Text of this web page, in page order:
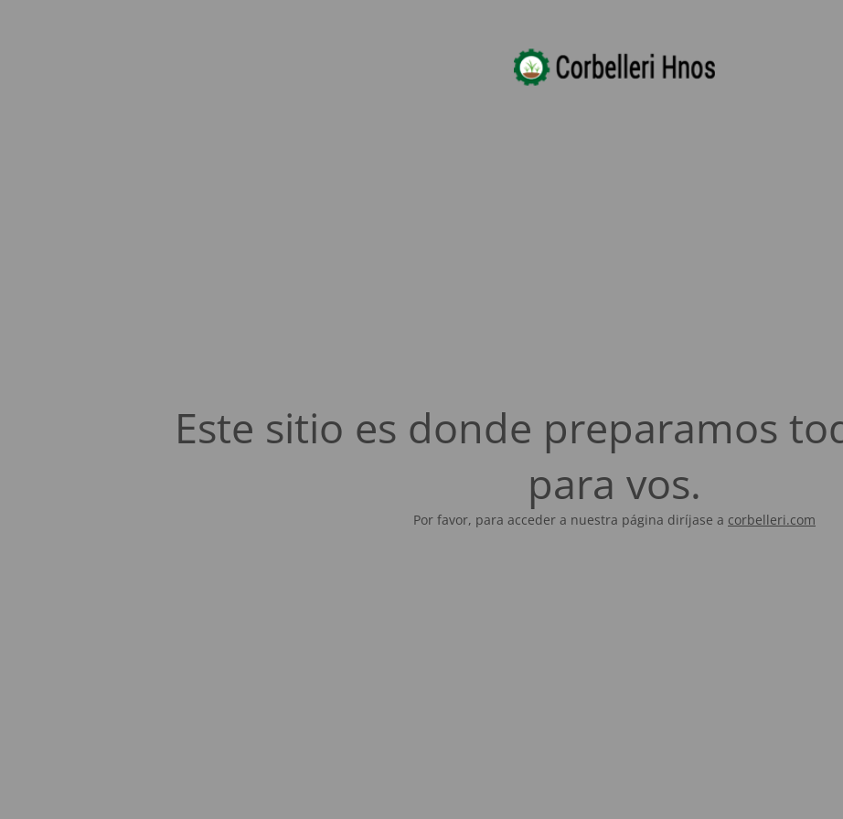
Este sitio es donde preparamos
para vos.
Por favor, para acceder a nuestra página diríjase a corbelleri.com